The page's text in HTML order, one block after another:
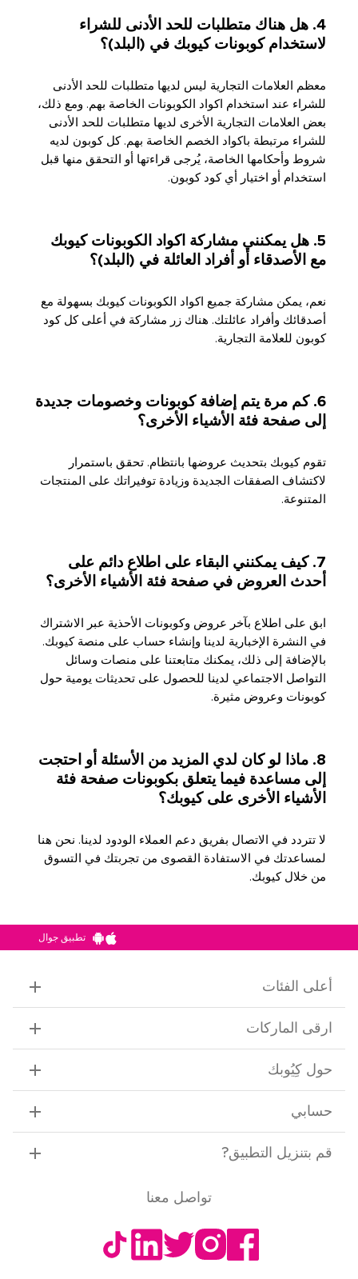
4. هل هناك متطلبات للحد الأدنى للشراء
لاستخدام كوبونات كيوبك في (البلد)؟
معظم العلامات التجارية ليس لديها متطلبات للحد الأدنى
للشراء عند استخدام اكواد الكوبونات الخاصة بهم. ومع ذلك،
بعض العلامات التجارية الأخرى لديها متطلبات للحد الأدنى
للشراء مرتبطة باكواد الخصم الخاصة بهم. كل كوبون لديه
شروط وأحكامها الخاصة، يُرجى قراءتها أو التحقق منها قبل
استخدام أو اختيار أي كود كوبون.
5. هل يمكنني مشاركة اكواد الكوبونات كيوبك
مع الأصدقاء أو أفراد العائلة في (البلد)؟
نعم، يمكن مشاركة جميع اكواد الكوبونات كيوبك بسهولة مع
أصدقائك وأفراد عائلتك. هناك زر مشاركة في أعلى كل كود
كوبون للعلامة التجارية.
6. كم مرة يتم إضافة كوبونات وخصومات جديدة
إلى صفحة فئة الأشياء الأخرى؟
تقوم كيوبك بتحديث عروضها بانتظام. تحقق باستمرار
لاكتشاف الصفقات الجديدة وزيادة توفيراتك على المنتجات
المتنوعة.
7. كيف يمكنني البقاء على اطلاع دائم على
أحدث العروض في صفحة فئة الأشياء الأخرى؟
ابق على اطلاع بآخر عروض وكوبونات الأحذية عبر الاشتراك
في النشرة الإخبارية لدينا وإنشاء حساب على منصة كيوبك.
بالإضافة إلى ذلك، يمكنك متابعتنا على منصات وسائل
التواصل الاجتماعي لدينا للحصول على تحديثات يومية حول
كوبونات وعروض مثيرة.
8. ماذا لو كان لدي المزيد من الأسئلة أو احتجت
إلى مساعدة فيما يتعلق بكوبونات صفحة فئة
الأشياء الأخرى على كيوبك؟
لا تتردد في الاتصال بفريق دعم العملاء الودود لدينا. نحن هنا
لمساعدتك في الاستفادة القصوى من تجربتك في التسوق
من خلال كيوبك.
تطبيق جوال
أعلى الفئات
ارقى الماركات
حول كِيُوبك
حسابي
قم بتنزيل التطبيق?
تواصل معنا